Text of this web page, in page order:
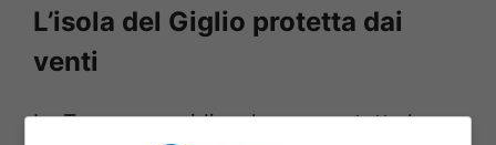
L’isola del Giglio protetta dai
venti
La Toscana meridionale, ovvero tutta la